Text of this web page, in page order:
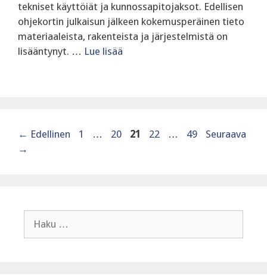
tekniset käyttöiät ja kunnossapitojaksot. ‍Edellisen
ohjekortin julkaisun jälkeen kokemusperäinen tieto
materiaaleista, rakenteista ja järjestelmistä on
lisääntynyt. … Lue lisää
← Edellinen Sivu
1 … Sivu
20 Sivu
21 Sivu
22 … Sivu
49
Seuraava
→